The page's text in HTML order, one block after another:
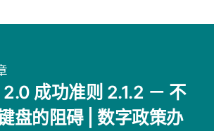
成功准则 2.1.2 － 不
盘的阻碍 | 数字政策办